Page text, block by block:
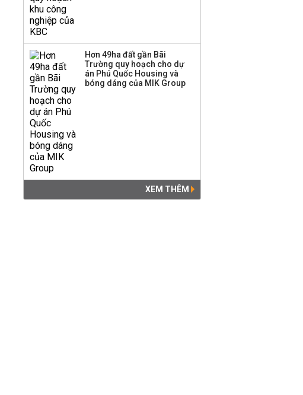
Hơn 49ha đất gần Bãi
Trường quy hoạch cho dự
án Phú Quốc Housing và
bóng dáng của MIK Group
XEM THÊM